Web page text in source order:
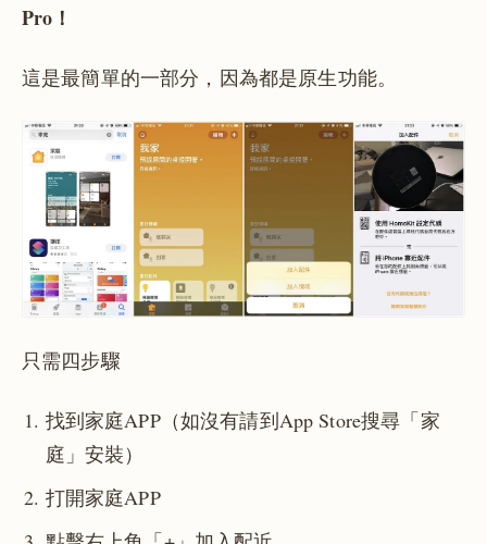
Pro！
這是最簡單的一部分，因為都是原生功能。
只需四步驟
找到家庭APP（如沒有請到App Store搜尋「家
庭」安裝）
打開家庭APP